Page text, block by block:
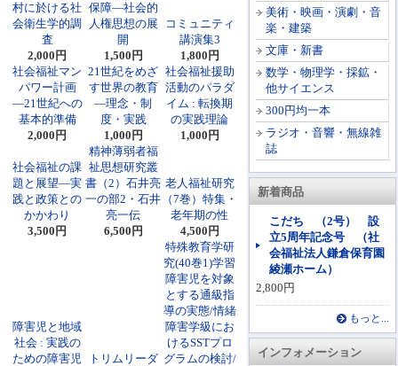
美術・映画・演劇・音
楽・建築
文庫・新書
数学・物理学・採鉱・
他サイエンス
300円均一本
ラジオ・音響・無線雑
誌
新着商品
こだち （2号） 設
立5周年記念号 （社
会福祉法人鎌倉保育園
綾瀬ホーム）
2,800円
もっと...
インフォメーション
村に於ける社
会衛生学的調
査
2,000円
保障―社会的
人権思想の展
開
1,500円
コミュニティ
講演集3
1,800円
社会福祉マン
パワー計画
―21世紀への
基本的準備
2,000円
21世紀をめざ
す世界の教育
―理念・制
度・実践
1,000円
社会福祉援助
活動のパラダ
イム : 転換期
の実践理論
1,000円
社会福祉の課
題と展望―実
践と政策との
かかわり
3,500円
精神薄弱者福
祉思想研究叢
書（2）石井亮
一の部2・石井
亮一伝
6,500円
老人福祉研究
（7巻）特集・
老年期の性
4,500円
障害児と地域
社会 : 実践の
ための障害児
トリムリーダ
特殊教育学研
究(40巻1)学習
障害児を対象
とする通級指
導の実態/情緒
障害学級にお
けるSSTプロ
グラムの検討/